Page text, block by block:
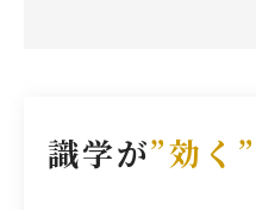
識学が”効く”